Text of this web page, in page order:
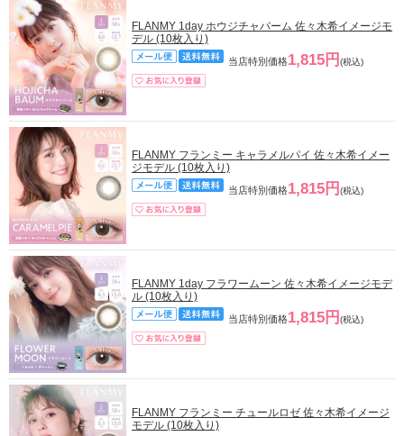
FLANMY 1day ホウジチャバーム 佐々木希イメージモ
デル (10枚入り)
当店特別価格1,815円 (税込)
FLANMY フランミー キャラメルパイ 佐々木希イメー
ジモデル (10枚入り)
当店特別価格1,815円 (税込)
FLANMY 1day フラワームーン 佐々木希イメージモデ
ル (10枚入り)
当店特別価格1,815円 (税込)
FLANMY フランミー チュールロゼ 佐々木希イメージ
モデル (10枚入り)